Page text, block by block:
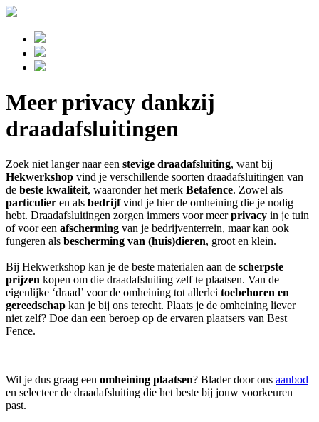
Meer privacy dankzij
draadafsluitingen
Zoek niet langer naar een stevige draadafsluiting, want bij
Hekwerkshop vind je verschillende soorten draadafsluitingen van
de beste kwaliteit, waaronder het merk Betafence. Zowel als
particulier en als bedrijfvind je hier de omheining die je nodig
hebt. Draadafsluitingen zorgen immers voor meerprivacy in je tuin
of voor een afscherming van je bedrijventerrein, maar kan ook
fungeren als bescherming van (huis)dieren, groot en klein.
Bij Hekwerkshop kan je de beste materialen aan de scherpste
prijzen kopen om die draadafsluiting zelf te plaatsen. Van de
eigenlijke ‘draad’ voor de omheining tot allerlei toebehoren en
gereedschap kan je bij ons terecht. Plaats je de omheining liever
niet zelf? Doe dan een beroep op de ervaren plaatsers van Best
Fence.
Wil je dus graag een omheining plaatsen? Blader door ons aanbod
en selecteer de draadafsluiting die het beste bij jouw voorkeuren
past.